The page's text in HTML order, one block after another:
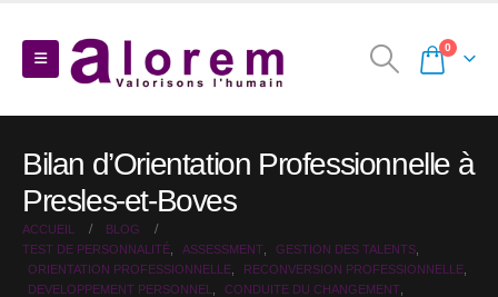
0
Bilan d’Orientation Professionnelle à
Presles-et-Boves
ACCUEIL
BLOG
TEST DE PERSONNALITÉ
ASSESSMENT GESTION DES TALENTS
ORIENTATION PROFESSIONNELLE
RECONVERSION PROFESSIONNELLE
DEVELOPPEMENT PERSONNEL
CONDUITE DU CHANGEMENT